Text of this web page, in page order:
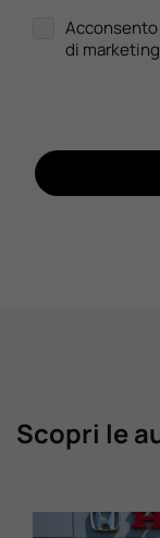
di marketing
Scopri le